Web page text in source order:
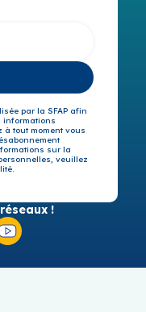
par la SFAP afin
informations
à tout moment vous
sur la
veuillez
!